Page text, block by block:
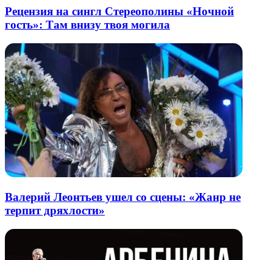
Рецензия на сингл Стереополины «Ночной
гость»: Там внизу твоя могила
Валерий Леонтьев ушел со сцены: «Жанр не
терпит дряхлости»